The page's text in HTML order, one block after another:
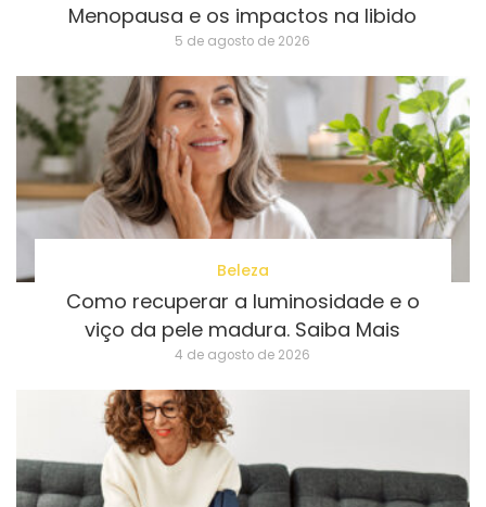
Menopausa e os impactos na libido
5 de agosto de 2026
Beleza
Como recuperar a luminosidade e o
viço da pele madura. Saiba Mais
4 de agosto de 2026